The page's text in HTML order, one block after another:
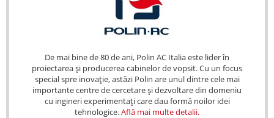
De mai bine de 80 de ani, Polin AC Italia este lider în
proiectarea și producerea cabinelor de vopsit. Cu un focus
special spre inovație, astăzi Polin are unul dintre cele mai
importante centre de cercetare și dezvoltare din domeniu
cu ingineri experimentați care dau formă noilor idei
tehnologice.Află mai multe detalii.